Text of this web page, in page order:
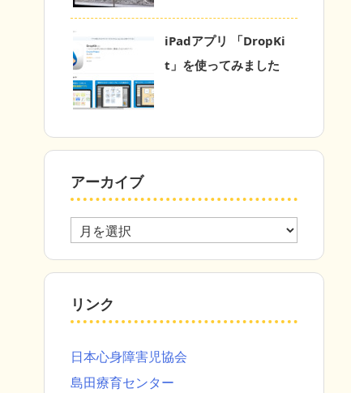
iPadアプリ 「DropKi
t」を使ってみました
アーカイブ
ー
カ
ブ
リンク
日本心身障害児協会
島田療育センター